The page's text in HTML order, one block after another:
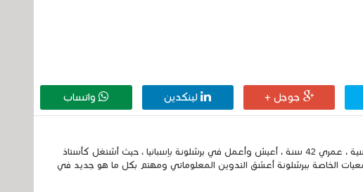
جوجل + لينكدين واتساب
إسمي الكامل الحسين مزواد ، مغربي الجنسية ، عمري 42 سنة ، أعيش وأعمل في برشلونة بإسبانيا ، حيث أشتغل كأستاذ
الخاصة ببرشلونة أعشق التدوين المعلوماتي ومهتم بكل ما هو جديد في